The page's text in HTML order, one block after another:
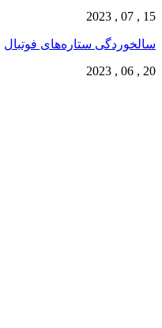
15 , 07 , 2023
سالخوردگی ستاره‌های فوتبال
20 , 06 , 2023